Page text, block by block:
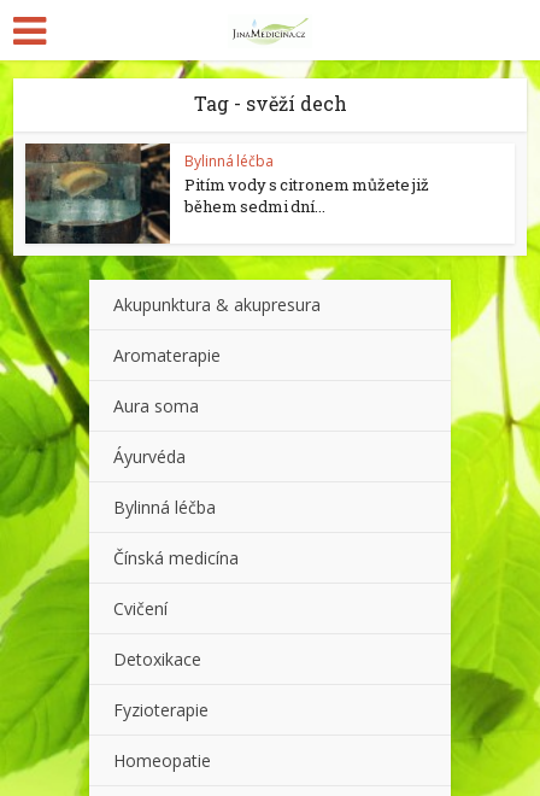
Tag - svěží dech
Bylinná léčba
Pitím vody s citronem můžete již
během sedmi dní...
Akupunktura & akupresura
Aromaterapie
Aura soma
Áyurvéda
Bylinná léčba
Čínská medicína
Cvičení
Detoxikace
Fyzioterapie
Homeopatie